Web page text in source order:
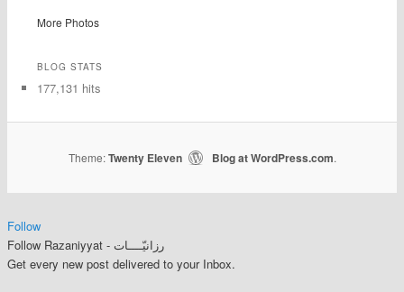
More Photos
BLOG STATS
177,131 hits
Theme:Twenty Eleven |
Blog at WordPress.com.
Follow
Follow Razaniyyat - رزانيّــــات
Get every new post delivered to your Inbox.